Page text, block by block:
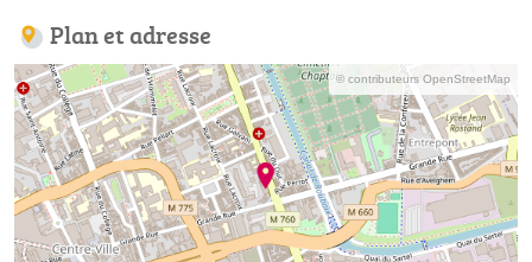
Plan et adresse
© contributeurs OpenStreetMap